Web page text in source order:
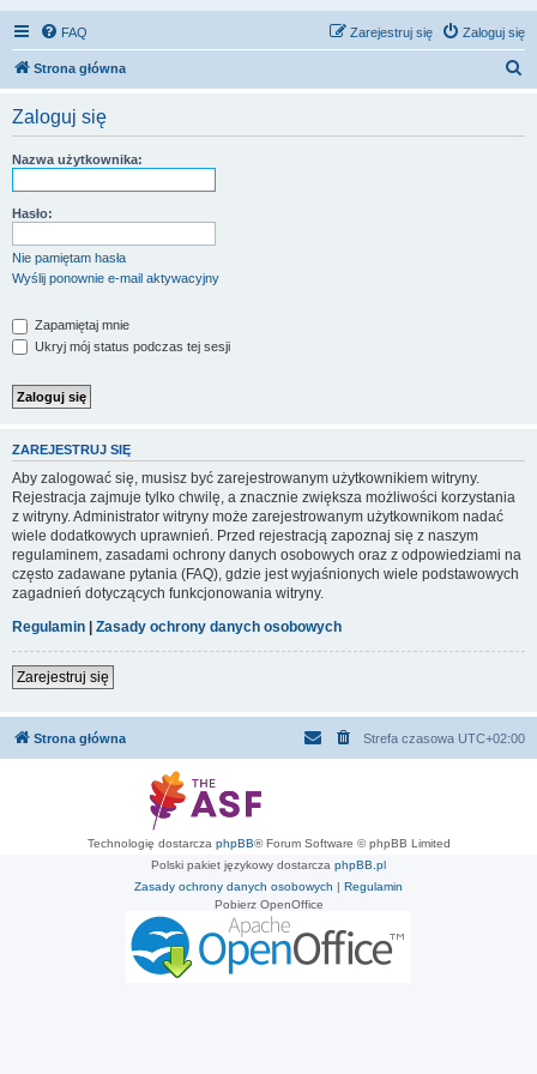
FAQ Zaloguj się
Zarejestruj się
Strona główna
Zaloguj się
Nazwa użytkownika:
Hasło:
Nie pamiętam hasła
Wyślij ponownie e-mail aktywacyjny
Zapamiętaj mnie
Ukryj mój status podczas tej sesji
ZAREJESTRUJ SIĘ
Aby zalogować się, musisz być zarejestrowanym użytkownikiem witryny.
Rejestracja zajmuje tylko chwilę, a znacznie zwiększa możliwości korzystania
z witryny. Administrator witryny może zarejestrowanym użytkownikom nadać
wiele dodatkowych uprawnień. Przed rejestracją zapoznaj się z naszym
regulaminem, zasadami ochrony danych osobowych oraz z odpowiedziami na
często zadawane pytania (FAQ), gdzie jest wyjaśnionych wiele podstawowych
zagadnień dotyczących funkcjonowania witryny.
Regulamin | Zasady ochrony danych osobowych
Zarejestruj się
Strona główna Strefa czasowa UTC+02:00
Technologię dostarcza phpBB® Forum Software © phpBB Limited
Polski pakiet językowy dostarcza phpBB.pl
Zasady ochrony danych osobowych | Regulamin
Pobierz OpenOffice